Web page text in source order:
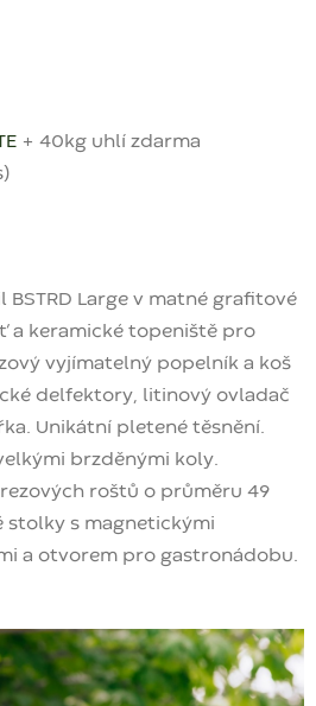
+ 40kg uhlí zdarma
BSTRD Large v matné grafitové
a keramické topeniště pro
vyjímatelný popelník a koš
delfektory, litinový ovladač
Unikátní pletené těsnění.
brzděnými koly.
roštů o průměru 49
stolky s magnetickými
a otvorem pro gastronádobu.